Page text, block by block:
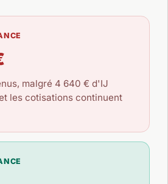
malgré 4 640 € d'IJ
les cotisations continuent